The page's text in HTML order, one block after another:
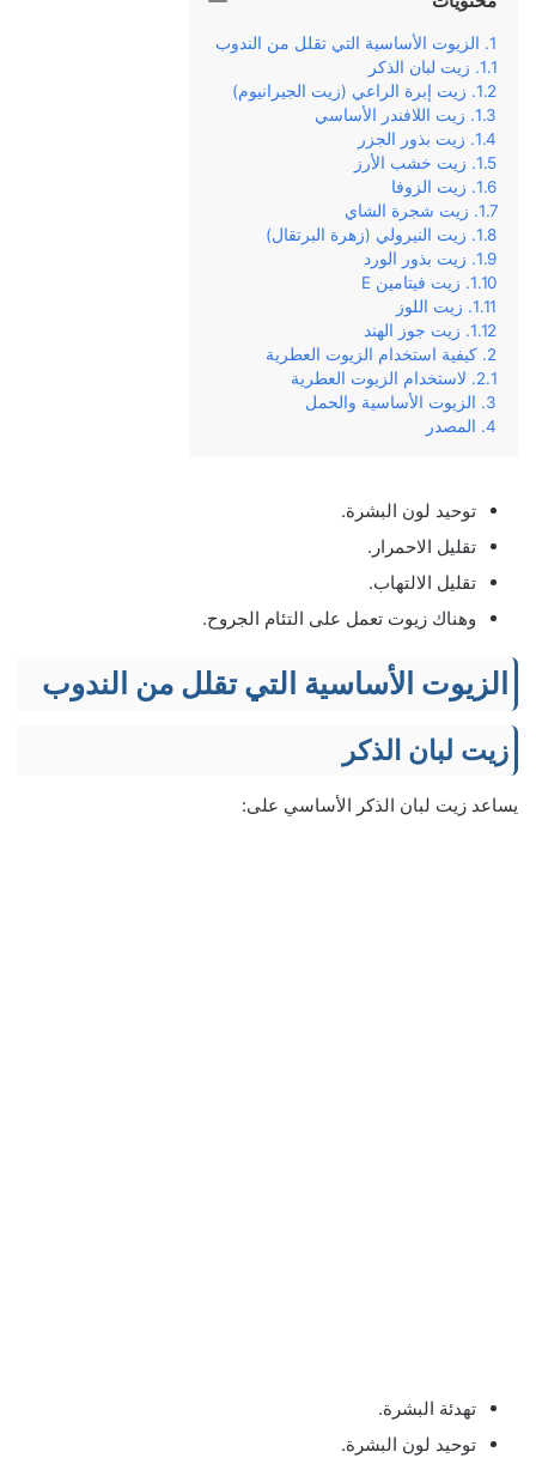
الزيوت الأساسية التي تقلل من الندوب
زيت لبان الذكر
زيت إبرة الراعي (زيت الجيرانيوم)
زيت اللافندر الأساسي
زيت بذور الجزر
زيت خشب الأرز
زيت الزوفا
زيت شجرة الشاي
زيت النيرولي (زهرة البرتقال)
زيت بذور الورد
زيت فيتامين E
زيت اللوز
زيت جوز الهند
كيفية استخدام الزيوت العطرية
لاستخدام الزيوت العطرية
الزيوت الأساسية والحمل
المصدر
توحيد لون البشرة.
تقليل الاحمرار.
تقليل الالتهاب.
وهناك زيوت تعمل على التئام الجروح.
الزيوت الأساسية التي تقلل من الندوب
زيت لبان الذكر
يساعد زيت لبان الذكر الأساسي على:
تهدئة البشرة.
توحيد لون البشرة.